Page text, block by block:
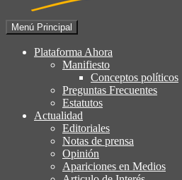
Plataforma Ahora
socialdemocracia,
ciudadanía, laicismo,
Menú Principal
Plataforma Ahora
Manifiesto
Conceptos políticos
Preguntas Frecuentes
Estatutos
Actualidad
Editoriales
Notas de prensa
Opinión
Apariciones en Medios